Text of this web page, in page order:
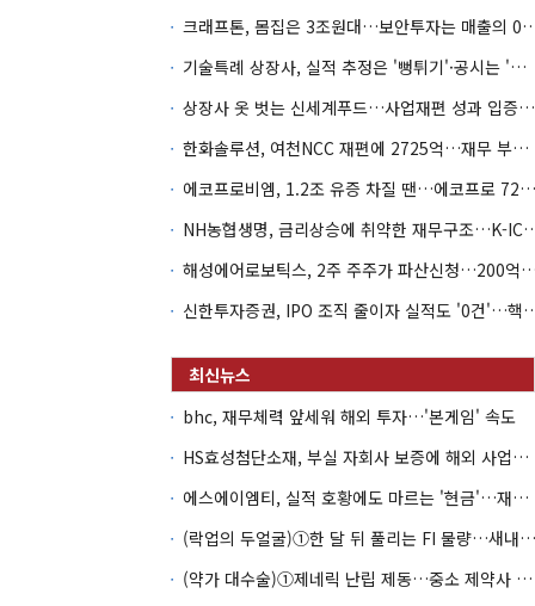
크래프톤, 몸집은 3조원대…
기술특례 상장사, 실적 추정은 '뻥튀기'·공시는 '누락'
상장사 옷 벗는 신세계푸드…사업재편 성과 입증할까
한화솔루션, 여천NCC 재편에 2725억…재무 부담 커지나
에코프로비엠, 1.2조 유증 차질 땐…에코프로 7270억 '독박'
NH농협생명, 금리상승에 취
해성에어로보틱스, 2주 주주가 파산
신한투자증권, IPO 조직 줄
bhc, 재무체력 앞세워 해외 투자…'본게임' 속도
HS효성첨단소재, 부실 자회사 보증에 해외 사업까지…부담 '가중'
에스에이엠티, 실적 호황에도 마르는 '현금'…재고·달러빚 부담 확대
(락업의 두얼굴)①한 달 뒤 풀리는 FI 물량…새내기주 오버행 경계
(약가 대수술)①제네릭 난립 제동…중소 제약사 수익성 비상